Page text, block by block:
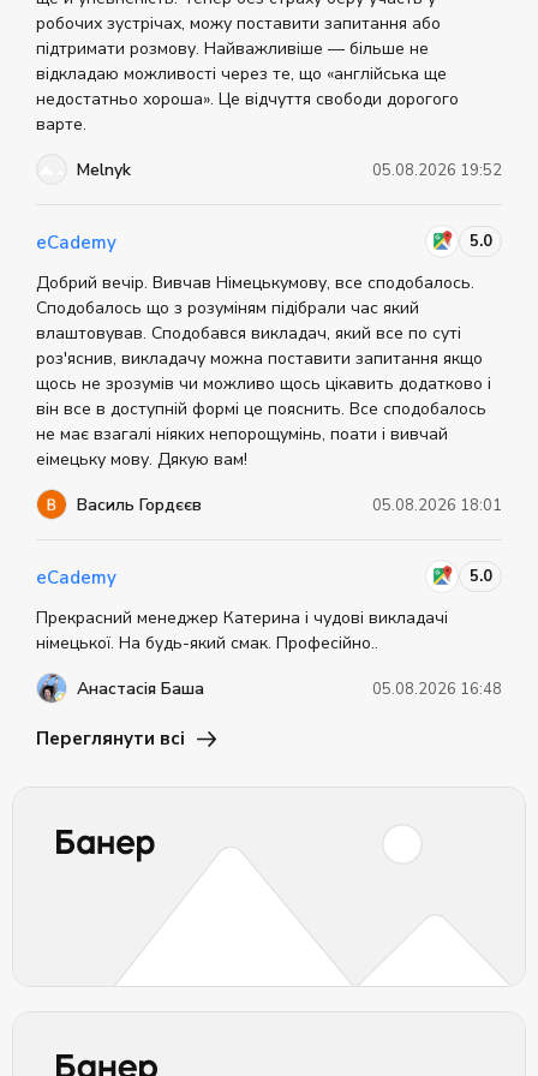
робочих зустрічах, можу поставити запитання або
підтримати розмову. Найважливіше — більше не
відкладаю можливості через те, що «англійська ще
недостатньо хороша». Це відчуття свободи дорогого
варте.
Melnyk
05.08.2026 19:52
eCademy 5.0
Добрий вечір. Вивчав Німецькумову, все сподобалось.
Сподобалось що з розуміням підібрали час який
влаштовував. Сподобався викладач, який все по суті
роз'яснив, викладачу можна поставити запитання якщо
щось не зрозумів чи можливо щось цікавить додатково і
він все в доступній формі це пояснить. Все сподобалось
не має взагалі ніяких непорощумінь, поати і вивчай
еімецьку мову. Дякую вам!
Василь Гордєєв
05.08.2026 18:01
eCademy 5.0
Прекрасний менеджер Катерина і чудові викладачі
німецької. На будь-який смак. Професійно..
Анастасія Баша
05.08.2026 16:48
Переглянути всі